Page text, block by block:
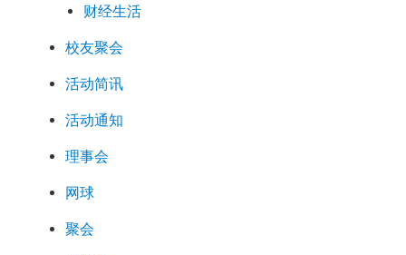
财经生活
校友聚会
活动简讯
活动通知
理事会
网球
聚会